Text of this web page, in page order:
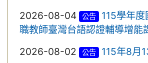
2026-08-04
公告
115學年
職教師臺灣台語認證輔導增能
2026-08-02
公告
115年8月